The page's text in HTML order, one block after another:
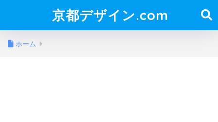
京都デザイン.com
ホーム